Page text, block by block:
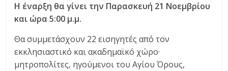
Η έναρξη θα γίνει την Παρασκευή 21 Νοεμβρίου
και ώρα 5:00 μ.μ.
Θα συμμετάσχουν 22 εισηγητές από τον
εκκλησιαστικό και ακαδημαϊκό χώρο·
μητροπολίτες, ηγούμενοι του Αγίου Όρους,